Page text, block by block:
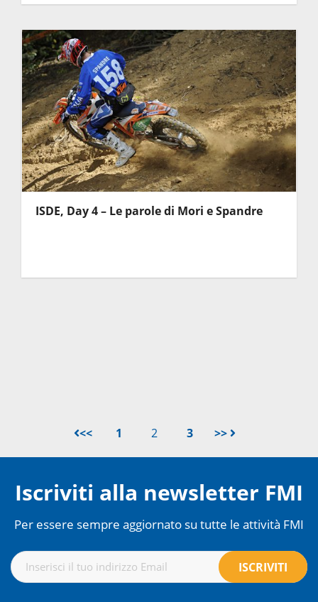
ISDE, Day 4 – Le parole di Mori e Spandre
<< 1 2 3 >>
Iscriviti alla newsletter FMI
Per essere sempre aggiornato su tutte le attività FMI